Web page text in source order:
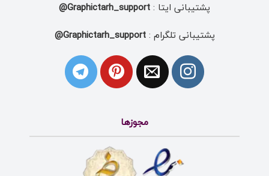
پشتیبانی ایتا : Graphictarh_support@
پشتیبانی تلگرام :Graphictarh_support@
مجوزها